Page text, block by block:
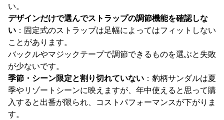
い。
デザインだけで選んでストラップの調節機能を確認しな
い ：固定式のストラップは足幅によってはフィットしない
ことがあります。
バックルやマジックテープで調節できるものを選ぶと失敗
が少ないです。
季節・シーン限定と割り切れていない ：豹柄サンダルは夏
季やリゾートシーンに映えますが、年中使えると思って購
入すると出番が限られ、コストパフォーマンスが下がりま
す。